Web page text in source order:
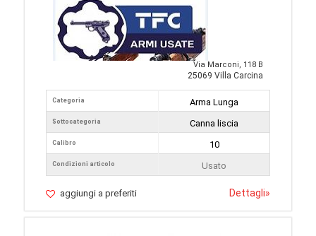
Via Marconi, 118 B
25069 Villa Carcina
Categoria
Sottocategoria
Calibro
Condizioni articolo
Arma Lunga
Canna liscia
10
Usato
aggiungi a preferiti Dettagli»